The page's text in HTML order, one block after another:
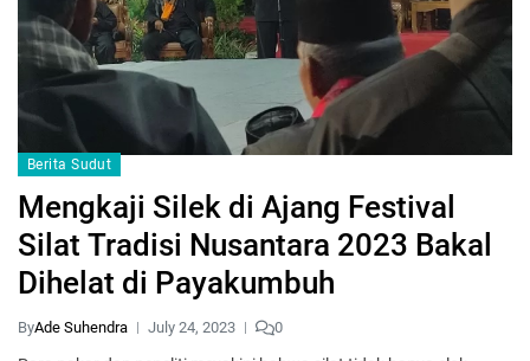
Berita Sudut
Mengkaji Silek di Ajang Festival
Silat Tradisi Nusantara 2023 Bakal
Dihelat di Payakumbuh
ByAde Suhendra July 24, 2023 0